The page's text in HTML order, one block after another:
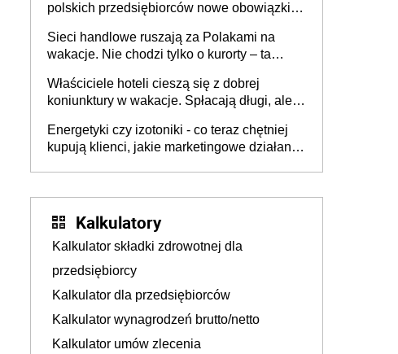
polskich przedsiębiorców nowe obowiązki w
Sieci handlowe ruszają za Polakami na
wakacje. Nie chodzi tylko o kurorty – ta
tam, gdzie wielu spędzi urlop po cichu
Właściciele hoteli cieszą się z dobrej
koniunktury w wakacje. Spłacają długi, ale
Energetyki czy izotoniki - co teraz chętniej
kupują klienci, jakie marketingowe działania
Kalkulatory
Kalkulator składki zdrowotnej dla
przedsiębiorcy
Kalkulator dla przedsiębiorców
Kalkulator wynagrodzeń brutto/netto
Kalkulator umów zlecenia